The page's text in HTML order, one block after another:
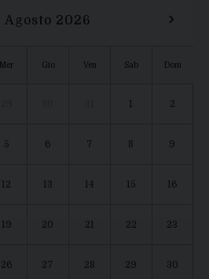
Agosto 2026 ›
Mer Gio Ven Sab Dom
1 2
5 6 7 8 9
12 13 14 15 16
19 20 21 22 23
26 27 28 29 30